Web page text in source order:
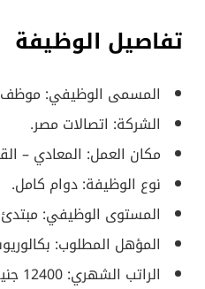
تفاصيل الوظيفة
المسمى الوظيفي: موظف
الشركة: اتصالات مصر.
مكان العمل: المعادي –
نوع الوظيفة: دوام كامل.
المستوى الوظيفي:
المؤهل المطلوب:
الراتب الشهري: 12400 جنيه صافي.